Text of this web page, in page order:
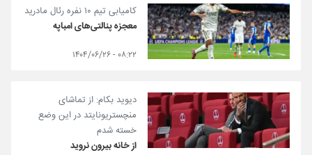
کامیابی تیم ۱۰ نفره رئال مادرید
معجزه پنالتی‌های امباپه
۰۸:۲۲ - ۱۴۰۴/۰۶/۲۶
دیوید بکام: از تماشای
منچستریونایتد در این وضع
خسته شدم
از خانه بیرون نروید